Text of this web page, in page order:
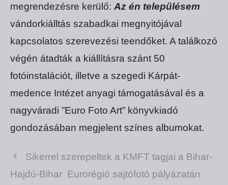
megrendezésre kerülő: Az én településem
vándorkiálltás szabadkai megnyitójával
kapcsolatos szerevezési teendőket. A találkozó
végén átadták a kiállításra szánt 50
fotóinstalációt, illetve a szegedi Kárpát-
medence Intézet anyagi támogatásával és a
nagyváradi ”Euro Foto Art” könyvkiadó
gondozásában megjelent színes albumokat.
Sikerrel szerepeltek a KMFT tagjai a Bihar-
Hajdú-Bihar Eurorégió sajtófotó pályázatán